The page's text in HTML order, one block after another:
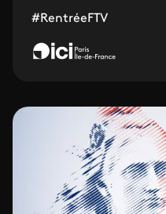
#RentréeFTV